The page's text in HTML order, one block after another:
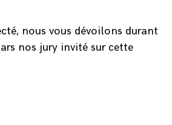
nous vous dévoilons durant
nos jury invité sur cette